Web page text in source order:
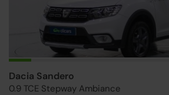
Dacia Sandero
0.9 TCE Stepway Ambiance